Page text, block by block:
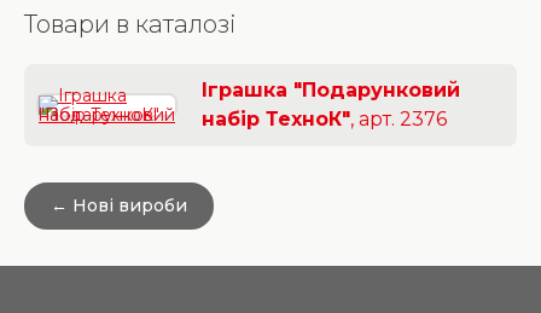
Товари в каталозі
Іграшка "Подарунковий
набір ТехноК", арт. 2376
← Нові вироби